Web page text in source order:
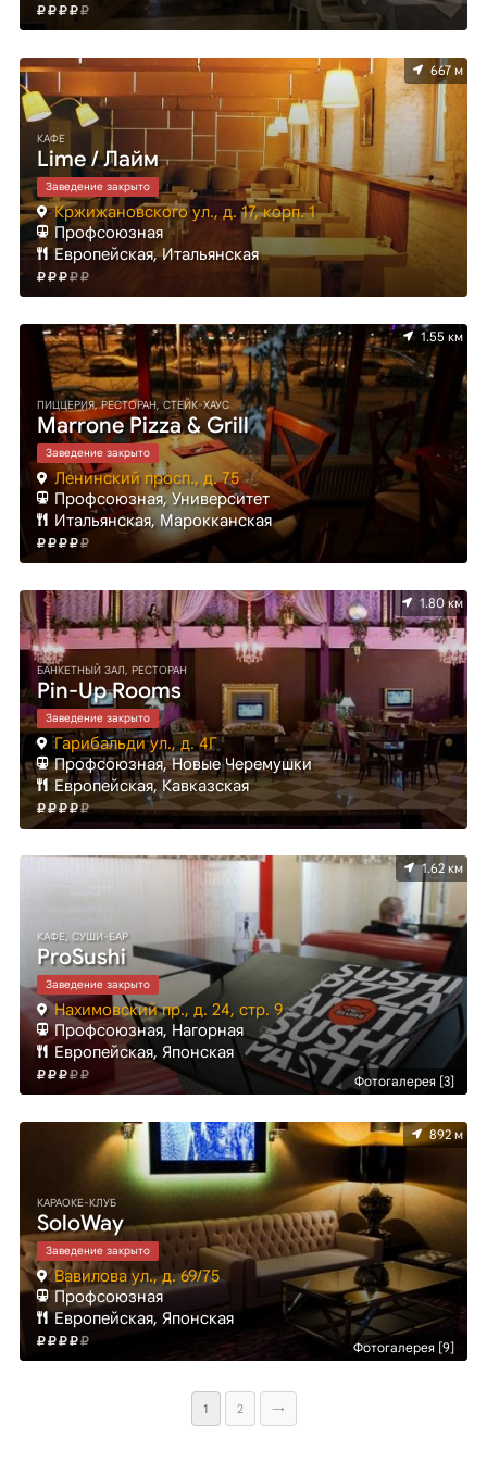
667 м
КАФЕ
Lime / Лайм
Заведение закрыто
Кржижановского ул., д. 17, корп. 1
Профсоюзная
Европейская, Итальянская
1.55 км
ПИЦЦЕРИЯ, РЕСТОРАН, СТЕЙК-ХАУС
Marrone Pizza & Grill
Заведение закрыто
Ленинский просп., д. 75
Профсоюзная, Университет
Итальянская, Марокканская
1.80 км
БАНКЕТНЫЙ ЗАЛ, РЕСТОРАН
Pin-Up Rooms
Заведение закрыто
Гарибальди ул., д. 4Г
Профсоюзная, Новые Черемушки
Европейская, Кавказская
Фотогалерея [3]
1.62 км
КАФЕ, СУШИ-БАР
ProSushi
Заведение закрыто
Нахимовский пр., д. 24, стр. 9
Профсоюзная, Нагорная
Европейская, Японская
Фотогалерея [9]
892 м
КАРАОКЕ-КЛУБ
SoloWay
Заведение закрыто
Вавилова ул., д. 69/75
Профсоюзная
Европейская, Японская
1 2 →